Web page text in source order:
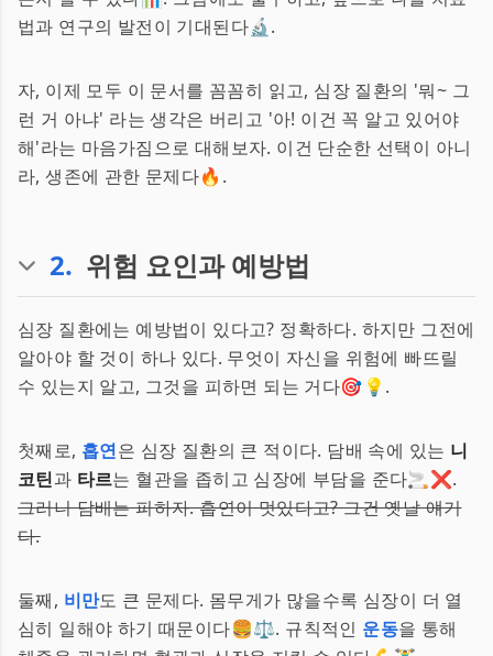
법과 연구의 발전이 기대된다🔬.
자, 이제 모두 이 문서를 꼼꼼히 읽고, 심장 질환의 '뭐~ 그
런 거 아냐' 라는 생각은 버리고 '아! 이건 꼭 알고 있어야
해'라는 마음가짐으로 대해보자. 이건 단순한 선택이 아니
라, 생존에 관한 문제다🔥.
2. 위험 요인과 예방법
심장 질환에는 예방법이 있다고? 정확하다. 하지만 그전에
알아야 할 것이 하나 있다. 무엇이 자신을 위험에 빠뜨릴
수 있는지 알고, 그것을 피하면 되는 거다🎯💡.
첫째로, 흡연은 심장 질환의 큰 적이다. 담배 속에 있는 니
코틴과 타르는 혈관을 좁히고 심장에 부담을 준다🚬❌.
그러니 담배는 피하자. 흡연이 멋있다고? 그건 옛날 얘기
다.
둘째, 비만도 큰 문제다. 몸무게가 많을수록 심장이 더 열
심히 일해야 하기 때문이다🍔⚖️. 규칙적인 운동을 통해